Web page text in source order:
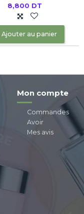
8,800 DT
Ajouter au panier
Mon compte
Commandes
Avoir
Mes avis